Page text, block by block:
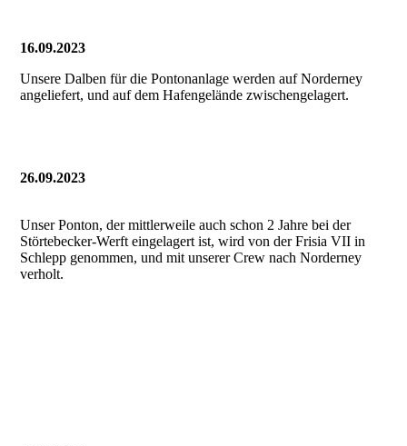
16.09.2023
Unsere Dalben für die Pontonanlage werden auf Norderney
angeliefert, und auf dem Hafengelände zwischengelagert.
26.09.2023
Unser Ponton, der mittlerweile auch schon 2 Jahre bei der
Störtebecker-Werft eingelagert ist, wird von der Frisia VII in
Schlepp genommen, und mit unserer Crew nach Norderney
verholt.